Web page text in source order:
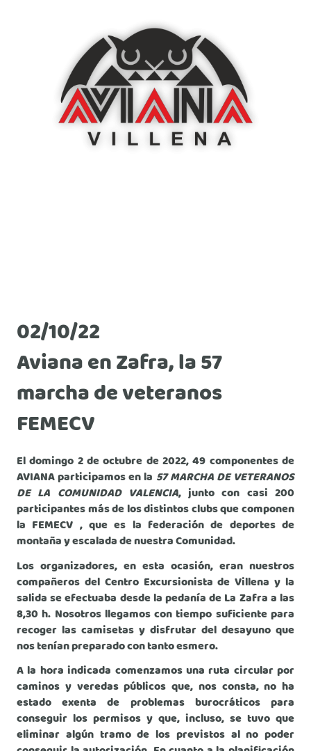
02/10/22
Aviana en Zafra, la 57
marcha de veteranos
FEMECV
El domingo 2 de octubre de 2022, 49 componentes de
AVIANA participamos en la 57 MARCHA DE VETERANOS
DE LA COMUNIDAD VALENCIA, junto con casi 200
participantes más de los distintos clubs que componen
la FEMECV , que es la federación de deportes de
montaña y escalada de nuestra Comunidad.
Los organizadores, en esta ocasión, eran nuestros
compañeros del Centro Excursionista de Villena y la
salida se efectuaba desde la pedanía de La Zafra a las
8,30 h. Nosotros llegamos con tiempo suficiente para
recoger las camisetas y disfrutar del desayuno que
nos tenían preparado con tanto esmero.
A la hora indicada comenzamos una ruta circular por
caminos y veredas públicos que, nos consta, no ha
estado exenta de problemas burocráticos para
conseguir los permisos y que, incluso, se tuvo que
eliminar algún tramo de los previstos al no poder